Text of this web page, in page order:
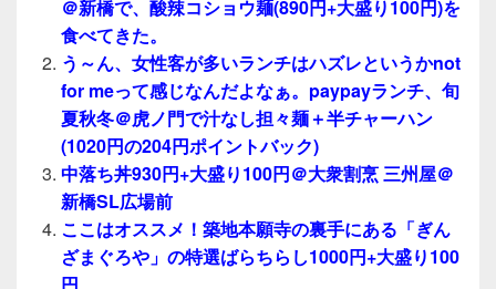
＠新橋で、酸辣コショウ麺(890円+大盛り100円)を
食べてきた。
う～ん、女性客が多いランチはハズレというかnot
for meって感じなんだよなぁ。paypayランチ、旬
夏秋冬＠虎ノ門で汁なし担々麺＋半チャーハン
(1020円の204円ポイントバック)
中落ち丼930円+大盛り100円＠大衆割烹 三州屋＠
新橋SL広場前
ここはオススメ！築地本願寺の裏手にある「ぎん
ざまぐろや」の特選ばらちらし1000円+大盛り100